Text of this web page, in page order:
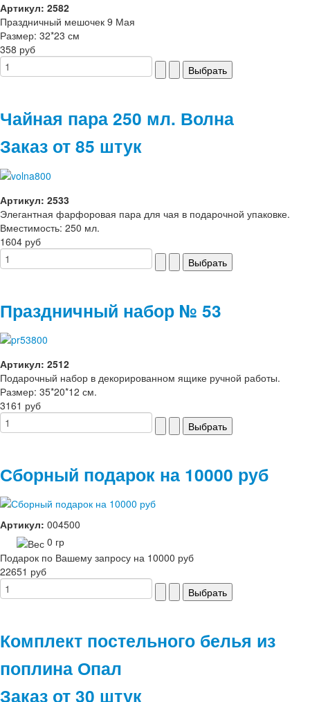
Артикул: 2582
Праздничный мешочек 9 Мая
Размер: 32*23 см
358 руб
Чайная пара 250 мл. Волна
Заказ от 85 штук
Артикул: 2533
Элегантная фарфоровая пара для чая в подарочной упаковке.
Вместимость: 250 мл.
1604 руб
Праздничный набор № 53
Артикул: 2512
Подарочный набор в декорированном ящике ручной работы.
Размер: 35*20*12 см.
3161 руб
Сборный подарок на 10000 руб
Артикул: 004500
0 гр
Подарок по Вашему запросу на 10000 руб
22651 руб
Комплект постельного белья из
поплина Опал
Заказ от 30 штук